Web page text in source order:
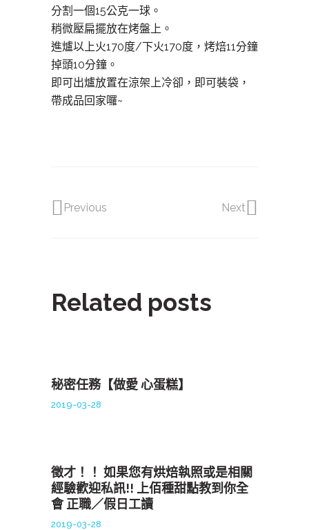
分割一個15公克一球。
稍微壓扁擺放在烤盤上。
進爐以上火170度/下火170度，烤焙11分鐘
掉頭10分鐘。
即可出爐放置在涼架上冷卻，即可裝袋，
帶成品回家囉~
Previous Next
Related posts
秘密任務【做愛 心蛋糕】
2019-03-28
徵才！！ 如果您有烘焙執照或是相關
經驗歡迎私訊!! 上佰種甜點教到你全
會 正職／假日工讀
2019-03-28